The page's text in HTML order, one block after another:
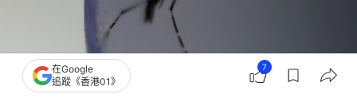
登革熱是一種由登革熱病毒引起的急性傳染病，此病毒經由蚊子，如本地有的白紋
在Google
追蹤《香港01》
7